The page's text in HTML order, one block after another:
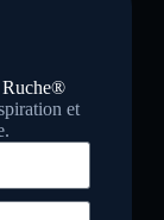
Ruche®
et